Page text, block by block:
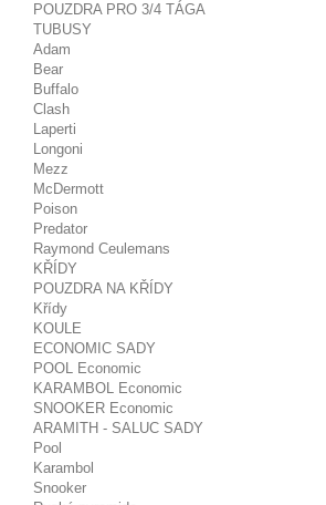
POUZDRA PRO 3/4 TÁGA
TUBUSY
Adam
Bear
Buffalo
Clash
Laperti
Longoni
Mezz
McDermott
Poison
Predator
Raymond Ceulemans
KŘÍDY
POUZDRA NA KŘÍDY
Křídy
KOULE
ECONOMIC SADY
POOL Economic
KARAMBOL Economic
SNOOKER Economic
ARAMITH - SALUC SADY
Pool
Karambol
Snooker